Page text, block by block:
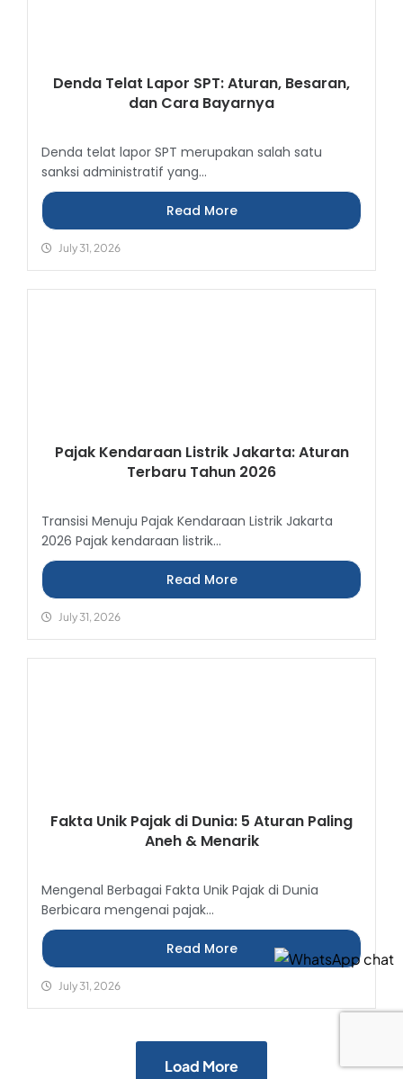
Denda Telat Lapor SPT: Aturan, Besaran,
dan Cara Bayarnya
Denda telat lapor SPT merupakan salah satu
sanksi administratif yang...
Read More
July 31, 2026
Pajak Kendaraan Listrik Jakarta: Aturan
Terbaru Tahun 2026
Transisi Menuju Pajak Kendaraan Listrik Jakarta
2026 Pajak kendaraan listrik...
Read More
July 31, 2026
Fakta Unik Pajak di Dunia: 5 Aturan Paling
Aneh & Menarik
Mengenal Berbagai Fakta Unik Pajak di Dunia
Berbicara mengenai pajak...
Read More
July 31, 2026
Load More